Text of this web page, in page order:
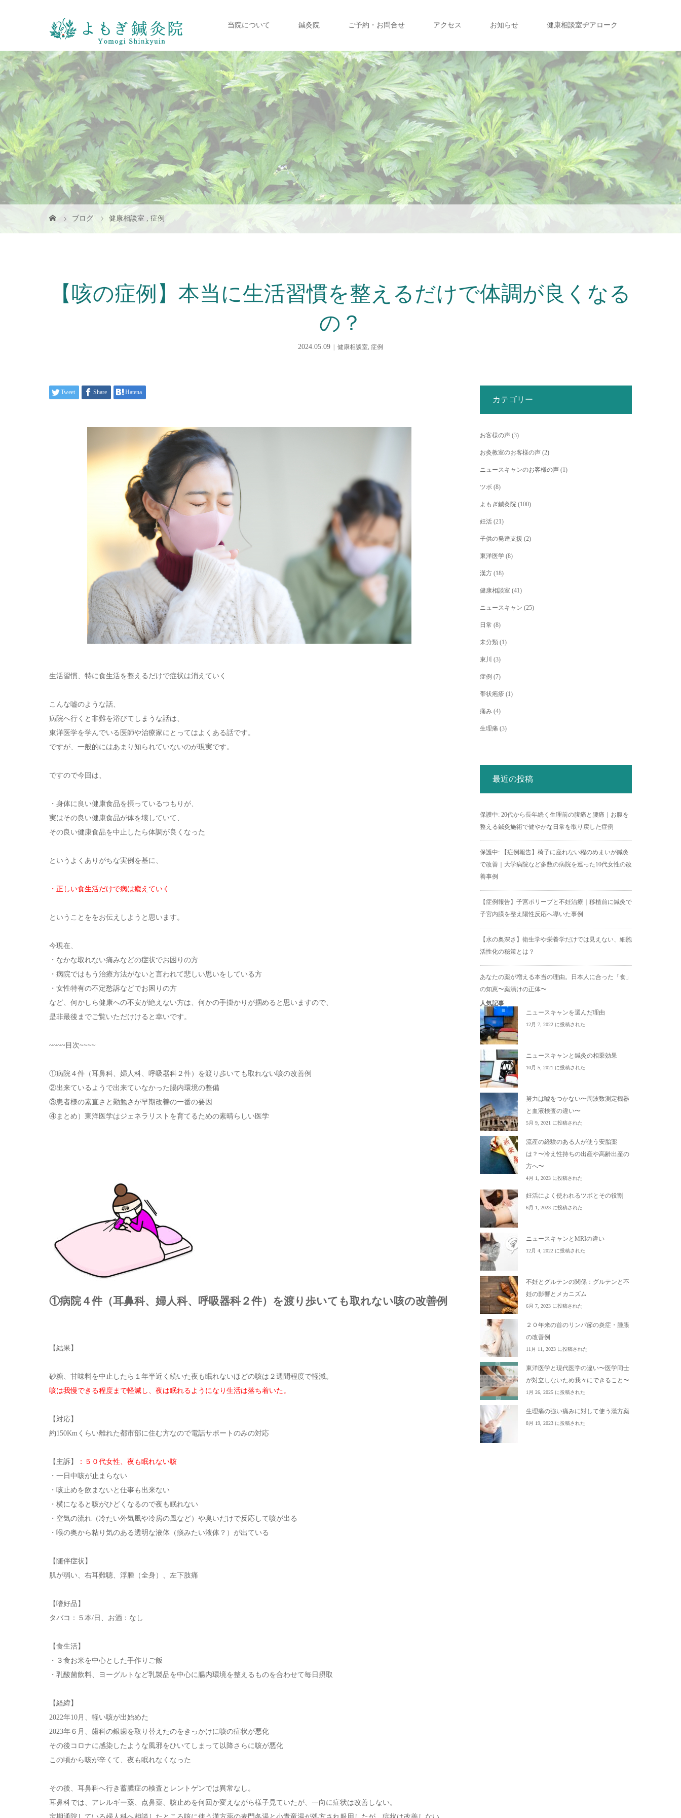
当院について 鍼灸院 ご予約・お問合せ アクセス お知らせ 健康相談室ヂアローク
ブログ 健康相談室 , 症例
【咳の症例】本当に生活習慣を整えるだけで体調が良くなる
の？
2024.05.09 健康相談室 症例
Tweet Share Hatena
生活習慣、特に食生活を整えるだけで症状は消えていく
こんな嘘のような話、
病院へ行くと非難を浴びてしまうな話は、
東洋医学を学んでいる医師や治療家にとってはよくある話です。
ですが、一般的にはあまり知られていないのが現実です。
ですので今回は、
・身体に良い健康食品を摂っているつもりが、
実はその良い健康食品が体を壊していて、
その良い健康食品を中止したら体調が良くなった
というよくありがちな実例を基に、
・正しい食生活だけで病は癒えていく
ということををお伝えしようと思います。
今現在、
・なかな取れない痛みなどの症状でお困りの方
・病院ではもう治療方法がないと言われて悲しい思いをしている方
・女性特有の不定愁訴などでお困りの方
など、何かしら健康への不安が絶えない方は、何かの手掛かりが掴めると思いますので、
是非最後までご覧いただけけると幸いです。
~~~~目次~~~~
①病院４件（耳鼻科、婦人科、呼吸器科２件）を渡り歩いても取れない咳の改善例
②出来ているようで出来ていなかった腸内環境の整備
③患者様の素直さと勤勉さが早期改善の一番の要因
④まとめ）東洋医学はジェネラリストを育てるための素晴らしい医学
①病院４件（耳鼻科、婦人科、呼吸器科２件）を渡り歩いても取れない咳の改善例
【結果】
砂糖、甘味料を中止したら１年半近く続いた夜も眠れないほどの咳は２週間程度で軽減。
咳は我慢できる程度まで軽減し、夜は眠れるようになり生活は落ち着いた。
【対応】
約150Kmくらい離れた都市部に住む方なので電話サポートのみの対応
【主訴】
：５０代女性、夜も眠れない咳
・一日中咳が止まらない
・咳止めを飲まないと仕事も出来ない
・横になると咳がひどくなるので夜も眠れない
・空気の流れ（冷たい外気風や冷房の風など）や臭いだけで反応して咳が出る
・喉の奥から粘り気のある透明な液体（痰みたい液体？）が出ている
【随伴症状】
肌が弱い、右耳難聴、浮腫（全身）、左下肢痛
【嗜好品】
タバコ：５本/日、お酒：なし
【食生活】
・３食お米を中心とした手作りご飯
・乳酸菌飲料、ヨーグルトなど乳製品を中心に腸内環境を整えるものを合わせて毎日摂取
【経緯】
2022年10月、軽い咳が出始めた
2023年６月、歯科の銀歯を取り替えたのをきっかけに咳の症状が悪化
その後コロナに感染したような風邪をひいてしまって以降さらに咳が悪化
この頃から咳が辛くて、夜も眠れなくなった
その後、耳鼻科へ行き蓄膿症の検査とレントゲンでは異常なし。
耳鼻科では、アレルギー薬、点鼻薬、咳止めを何回か変えながら様子見ていたが、一向に症状は改善しない。
カテゴリー
お客様の声 (3)
お灸教室のお客様の声 (2)
ニュースキャンのお客様の声 (1)
ツボ (8)
よもぎ鍼灸院 (100)
妊活 (21)
子供の発達支援 (2)
東洋医学 (8)
漢方 (18)
健康相談室 (41)
ニュースキャン (25)
日常 (8)
未分類 (1)
東川 (3)
症例 (7)
帯状疱疹 (1)
痛み (4)
生理痛 (3)
最近の投稿
保護中: 20代から長年続く生理前の腹痛と腰痛｜お腹を
整える鍼灸施術で健やかな日常を取り戻した症例
保護中: 【症例報告】椅子に座れない程のめまいが鍼灸
で改善｜大学病院など多数の病院を巡った10代女性の改
善事例
【症例報告】子宮ポリープと不妊治療｜移植前に鍼灸で
子宮内膜を整え陽性反応へ導いた事例
【水の奥深さ】衛生学や栄養学だけでは見えない、細胞
活性化の秘策とは？
あなたの薬が増える本当の理由。日本人に合った「食」
の知恵〜薬漬けの正体〜
人気記事
ニュースキャンを選んだ理由
12月 7, 2022 に投稿された
ニュースキャンと鍼灸の相乗効果
10月 5, 2021 に投稿された
努力は嘘をつかない〜周波数測定機器
と血液検査の違い〜
5月 9, 2021 に投稿された
流産の経験のある人が使う安胎薬
は？〜冷え性持ちの出産や高齢出産の
方へ〜
4月 1, 2023 に投稿された
妊活によく使われるツボとその役割
6月 1, 2023 に投稿された
ニュースキャンとMRIの違い
12月 4, 2022 に投稿された
不妊とグルテンの関係：グルテンと不
妊の影響とメカニズム
6月 7, 2023 に投稿された
２０年来の首のリンパ節の炎症・腫脹
の改善例
11月 11, 2023 に投稿された
東洋医学と現代医学の違い〜医学同士
が対立しないため我々にできること〜
1月 26, 2025 に投稿された
生理痛の強い痛みに対して使う漢方薬
8月 19, 2023 に投稿された